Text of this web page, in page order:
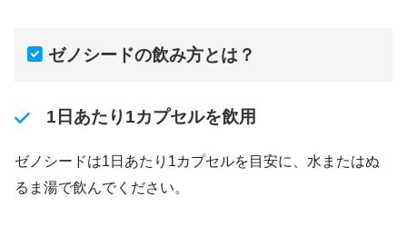
ゼノシードの飲み方とは？
1日あたり1カプセルを飲用
ゼノシードは1日あたり1カプセルを目安に、水またはぬ
るま湯で飲んでください。